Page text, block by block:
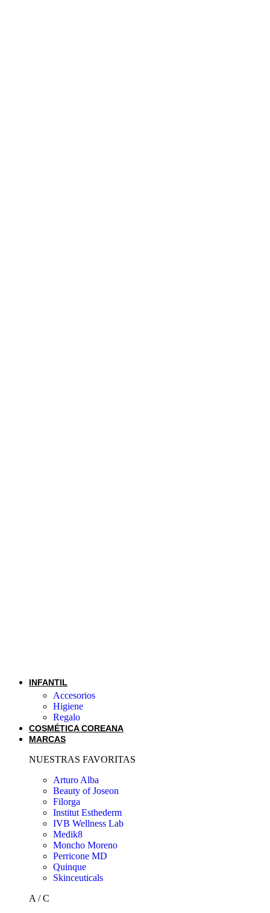
INFANTIL
Accesorios
Higiene
Regalo
COSMÉTICA COREANA
MARCAS
NUESTRAS FAVORITAS
Arturo Alba
Beauty of Joseon
Filorga
Institut Esthederm
IVB Wellness Lab
Medik8
Moncho Moreno
Perricone MD
Quinque
Skinceuticals
A / C